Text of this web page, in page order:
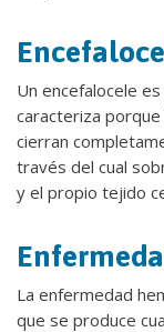
Un encefalocele
caracteriza
cierran
través del cual
y el propio tejido
La enfermedad
que se produce